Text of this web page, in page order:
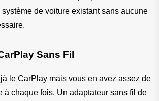
système de voiture existant sans aucune
Sans Fil
le CarPlay mais vous en avez assez de
à chaque fois. Un adaptateur sans fil de